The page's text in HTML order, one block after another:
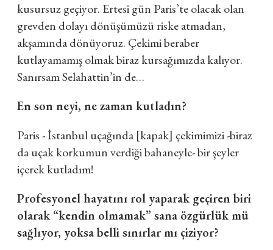
kusursuz geçiyor. Ertesi gün Paris’te olacak olan
grevden dolayı dönüşümüzü riske atmadan,
akşamında dönüyoruz. Çekimi beraber
kutlayamamış olmak biraz kursağımızda kalıyor.
Sanırsam Selahattin’in de…
En son neyi, ne zaman kutladın?
Paris - İstanbul uçağında[kapak] çekimimizi -biraz
da uçak korkumun verdiği bahaneyle- bir şeyler
içerek kutladım!
Profesyonel hayatını rol yaparak geçiren biri
olarak “kendin olmamak” sana özgürlük mü
sağlıyor, yoksa belli sınırlar mı çiziyor?